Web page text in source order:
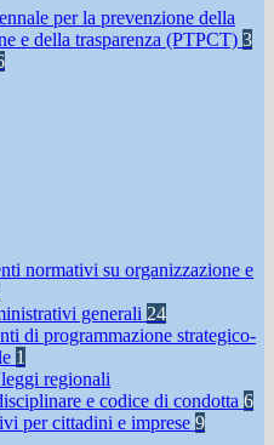
per la prevenzione della
e della trasparenza (PTPCT) 3
normativi su organizzazione e
generali 24
di programmazione strategico-
1
regionali
e codice di condotta 6
per cittadini e imprese 9